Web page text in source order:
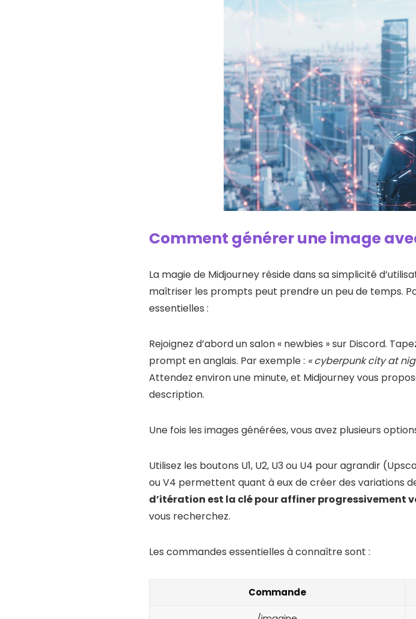
Comment générer une image
La magie de Midjourney réside dans sa simplicité
maîtriser les prompts peut prendre un peu de temps.
essentielles :
Rejoignez d’abord un salon « newbies » sur Discord.
prompt en anglais. Par exemple : « cyberpunk city at
Attendez environ une minute, et Midjourney vous
description.
Une fois les images générées, vous avez plusieurs
Utilisez les boutons U1, U2, U3 ou U4 pour agrandir
ou V4 permettent quant à eux de créer des variations
d’itération est la clé pour affiner progressivement
vous recherchez.
Les commandes essentielles à connaître sont :
Commande